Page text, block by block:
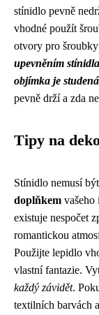
stínidlo pevně
vhodné použít
otvory pro
upevněním
objímka je
pevně drží a zda
Tipy na
Stínidlo nemusí
doplňkem vašeho
existuje nespočet
romantickou
Použijte lepidlo
vlastní fantazie.
každý závidět.
textilních barvách